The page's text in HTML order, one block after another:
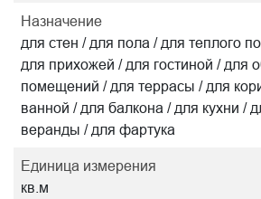
Назначение
для стен / для пола / для теплого
для прихожей / для гостиной / для
помещений / для террасы / для
ванной / для балкона / для кухни /
веранды / для фартука
Единица измерения
кв.м